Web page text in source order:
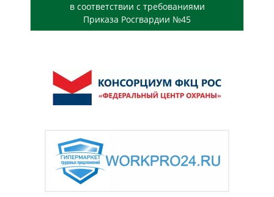
в соответствии с требованиями
Приказа Росгвардии №45